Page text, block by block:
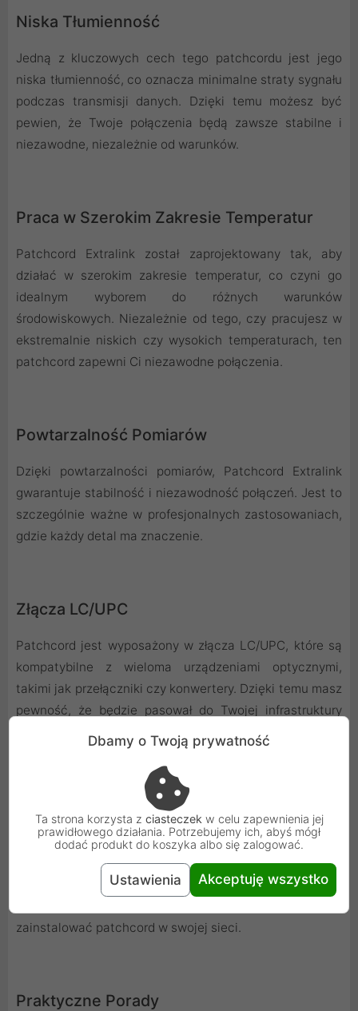
Niska Tłumienność
Jedną z kluczowych cech tego patchcordu jest jego
niska tłumienność, co oznacza minimalne straty sygnału
podczas transmisji danych. Dzięki temu możesz być
pewien, że Twoje połączenia będą zawsze stabilne i
niezawodne, niezależnie od warunków.
Praca w Szerokim Zakresie Temperatur
Patchcord Extralink został zaprojektowany tak, aby
działać w szerokim zakresie temperatur, co czyni go
idealnym wyborem do różnych warunków
środowiskowych. Niezależnie od tego, czy pracujesz w
ekstremalnie niskich czy wysokich temperaturach, ten
patchcord zapewni Ci niezawodne połączenia.
Powtarzalność Pomiarów
Dzięki powtarzalności pomiarów, Patchcord Extralink
gwarantuje stabilność i niezawodność połączeń. Jest to
szczególnie ważne w profesjonalnych zastosowaniach,
gdzie każdy detal ma znaczenie.
Złącza LC/UPC
Patchcord jest wyposażony w złącza LC/UPC, które są
kompatybilne z wieloma urządzeniami optycznymi,
takimi jak przełączniki czy konwertery. Dzięki temu masz
pewność, że będzie pasował do Twojej infrastruktury
Średnica Kabla 3 mm
Średnica kabla wynosząca 3 mm zapewnia
elastyczność i łatwość instalacji, co jest niezwykle
ważne w przypadku skomplikowanych instalacji
zainstalować patchcord w swojej sieci.
Praktyczne Porady
Dbamy o Twoją prywatność
Ta strona korzysta z ciasteczek w celu zapewnienia jej
prawidłowego działania. Potrzebujemy ich, abyś mógł
dodać produkt do koszyka albo się zalogować.
Ustawienia Akceptuję wszystko